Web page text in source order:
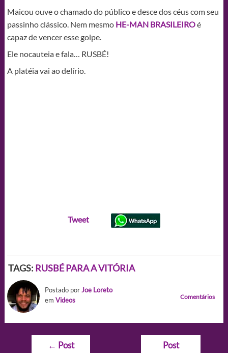
Maicou ouve o chamado do público e desce dos céus com seu
passinho clássico. Nem mesmo HE-MAN BRASILEIROé
capaz de vencer esse golpe.
Ele nocauteia e fala… RUSBÉ!
A platéia vai ao delírio.
Tweet
TAGS: RUSBÉ PARA A VITÓRIA
Postado porJoe Loreto
em Videos Comentários
Navegação
← Post
Post